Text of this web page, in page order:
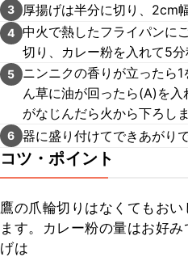
3 厚揚げは半分に切り、2cm
4 中火で熱したフライパンに
切り、カレー粉を入れて5分
5
ニンニクの香りが立ったら
ん草に油が回ったら(A)を
がなじんだら火から下ろしま
6 器に盛り付けてできあがりで
コツ・ポイント
鷹の爪輪切りはなくてもお
ます。カレー粉の量はお好
げは